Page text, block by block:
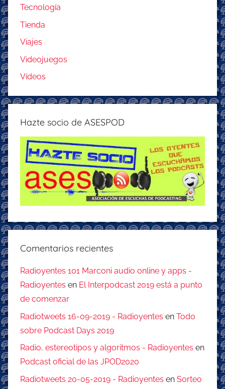
Tecnología
Tienda
Viajes
Videojuegos
Vídeos
Hazte socio de ASESPOD
Comentarios recientes
Radioyentes 101 Marconi audio online y apps -
Radioyentes en El Interpodcast 2019 está a punto
de comenzar
Radiotweets 16-09-2019 - Radioyentes en Todo
sobre Podcast Days 2019
Radio, estereotipos y algoritmos - Radioyentes en
Podcast oficial de las JPOD2020
Radiotweets 20-05-2019 - Radioyentes en Sorteo